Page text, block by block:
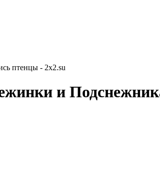
птенцы - 2x2.su
и